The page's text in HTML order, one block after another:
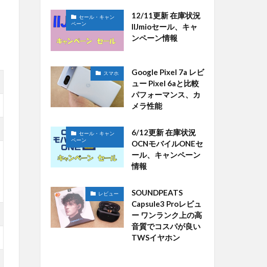
セール・キャン
ペーン
12/11更新 在庫状況
IIJmioセール、キャ
ンペーン情報
スマホ
Google Pixel 7a レビ
ュー Pixel 6aと比較
パフォーマンス、カ
メラ性能
セール・キャン
ペーン
6/12更新 在庫状況
OCNモバイルONEセ
ール、キャンペーン
情報
レビュー
SOUNDPEATS
Capsule3 Proレビュ
ー ワンランク上の高
音質でコスパが良い
TWSイヤホン